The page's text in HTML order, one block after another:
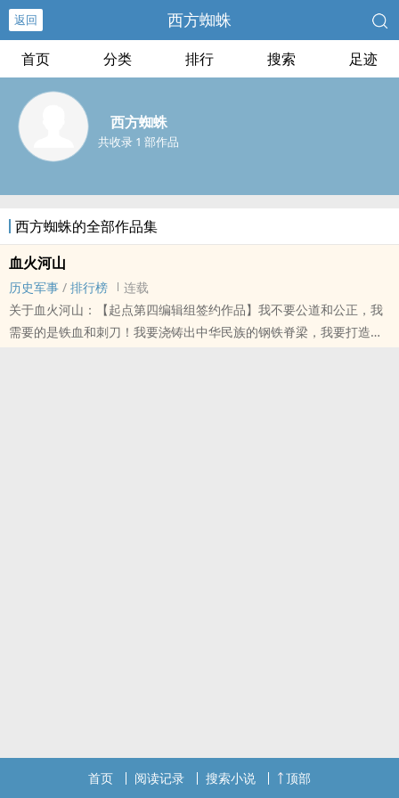
返回 西方蜘蛛
首页 分类 排行 搜索 足迹
西方蜘蛛
共收录 1 部作品
西方蜘蛛的全部作品集
血火河山
历史军事 / 排行榜
连载
关于血火河山：【起点第四编辑组签约作品】我不要公道和公正，我
需要的是铁血和刺刀！我要浇铸出中华民族的钢铁脊梁，我要打造一
首页 阅读记录 搜索小说 顶部